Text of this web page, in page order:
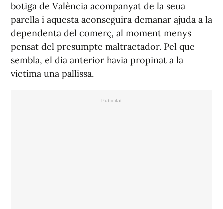
botiga de València acompanyat de la seua
parella i aquesta aconseguira demanar ajuda a la
dependenta del comerç, al moment menys
pensat del presumpte maltractador. Pel que
sembla, el dia anterior havia propinat a la
víctima una pallissa.